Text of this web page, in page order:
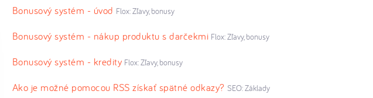
Bonusový systém - úvod Flox: Zľavy, bonusy
Bonusový systém - nákup produktu s darčekmi Flox: Zľavy, bonusy
Bonusový systém - kredity Flox: Zľavy, bonusy
Ako je možné pomocou RSS získať spätné odkazy? SEO: Základy